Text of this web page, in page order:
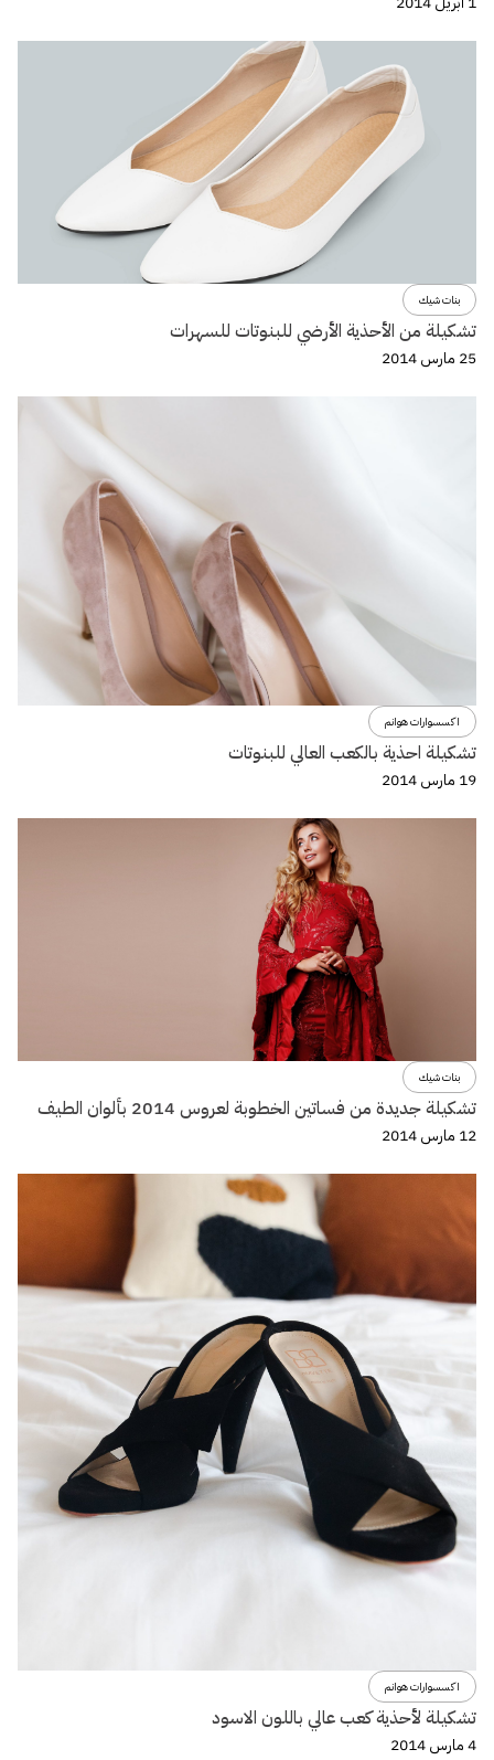
بنات شيك
تشكيلة من الأحذية الأرضي للبنوتات للسهرات
25 مارس 2014
اكسسوارات هوانم
تشكيلة احذية بالكعب العالي للبنوتات
19 مارس 2014
بنات شيك
تشكيلة جديدة من فساتين الخطوبة لعروس 2014 بألوان الطيف
12 مارس 2014
اكسسوارات هوانم
تشكيلة لأحذية كعب عالي باللون الاسود
4 مارس 2014